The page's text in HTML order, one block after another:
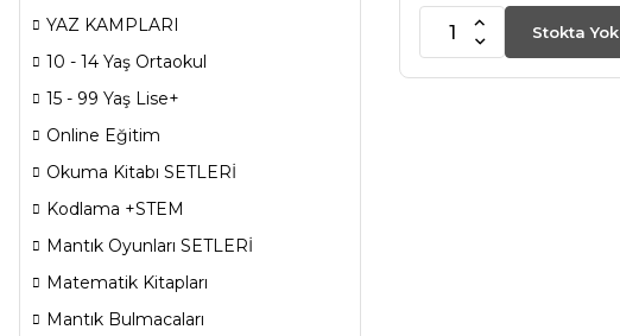
YAZ KAMPLARI
10 - 14 Yaş Ortaokul
15 - 99 Yaş Lise+
Online Eğitim
Okuma Kitabı SETLERİ
Kodlama +STEM
Mantık Oyunları SETLERİ
Matematik Kitapları
Mantık Bulmacaları
Stokta Yok